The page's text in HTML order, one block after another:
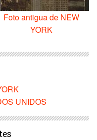
Foto antigua de NEW
YORK
UNIDOS